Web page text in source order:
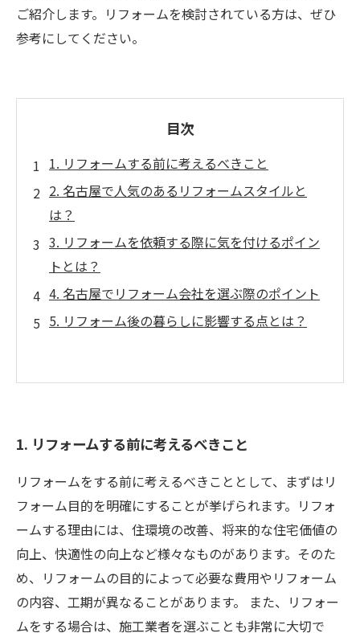
ご紹介します。リフォームを検討されている方は、ぜひ
参考にしてください。
目次
1. リフォームする前に考えるべきこと
2. 名古屋で人気のあるリフォームスタイルと
は？
3. リフォームを依頼する際に気を付けるポイン
トとは？
4. 名古屋でリフォーム会社を選ぶ際のポイント
5. リフォーム後の暮らしに影響する点とは？
1. リフォームする前に考えるべきこと
リフォームをする前に考えるべきこととして、まずはリ
フォーム目的を明確にすることが挙げられます。リフォ
ームする理由には、住環境の改善、将来的な住宅価値の
向上、快適性の向上など様々なものがあります。そのた
め、リフォームの目的によって必要な費用やリフォーム
の内容、工期が異なることがあります。 また、リフォー
ムをする場合は、施工業者を選ぶことも非常に大切で